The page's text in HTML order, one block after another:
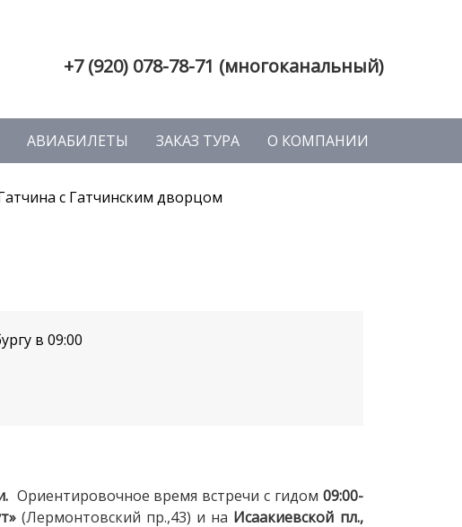
+7 (920) 078-78-71 (многоканальный)
АВИАБИЛЕТЫ ЗАКАЗ ТУРА О КОМПАНИИ
с Гатчинским дворцом
в 09:00
Ориентировочное время встречи с гидом 09:00-
(Лермонтовский пр.,43) и на Исаакиевской пл.,